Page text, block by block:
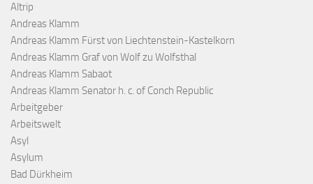
Altrip
Andreas Klamm
Andreas Klamm Fürst von Liechtenstein-Kastelkorn
Andreas Klamm Graf von Wolf zu Wolfsthal
Andreas Klamm Sabaot
Andreas Klamm Senator h. c. of Conch Republic
Arbeitgeber
Arbeitswelt
Asyl
Asylum
Bad Dürkheim